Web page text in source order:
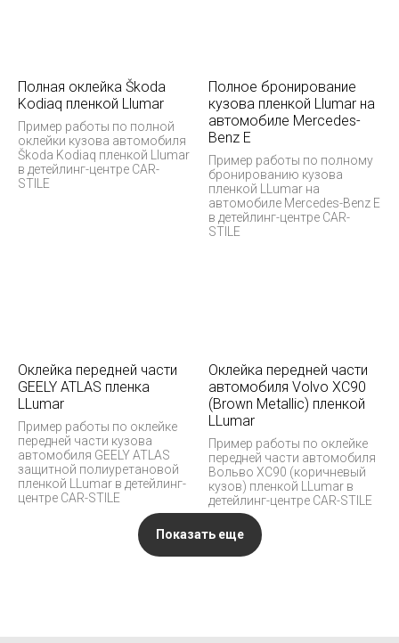
Полная оклейка Škoda
Kodiaq пленкой Llumar
Пример работы по полной
оклейки кузова автомобиля
Škoda Kodiaq пленкой Llumar
в детейлинг-центре CAR-
STILE
Полное бронирование
кузова пленкой Llumar на
автомобиле Mercedes-
Benz E
Пример работы по полному
бронированию кузова
пленкой LLumar на
автомобиле Mercedes-Benz E
в детейлинг-центре CAR-
STILE
Оклейка передней части
GEELY ATLAS пленка
LLumar
Пример работы по оклейке
передней части кузова
автомобиля GEELY ATLAS
защитной полиуретановой
пленкой LLumar в детейлинг-
центре CAR-STILE
Оклейка передней части
автомобиля Volvo XC90
(Brown Metallic) пленкой
LLumar
Пример работы по оклейке
передней части автомобиля
Вольво XC90 (коричневый
кузов) пленкой LLumar в
детейлинг-центре CAR-STILE
Показать еще